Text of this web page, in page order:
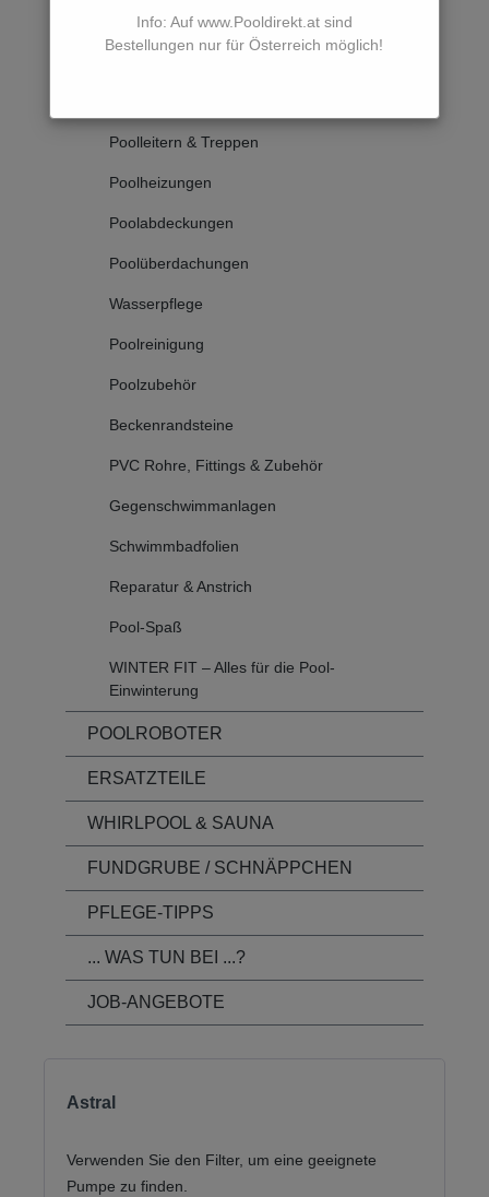
Info: Auf www.Pooldirekt.at sind
Bestellungen nur für Österreich möglich!
Filtermittel
Poolleitern & Treppen
Poolheizungen
Poolabdeckungen
Poolüberdachungen
Wasserpflege
Poolreinigung
Poolzubehör
Beckenrandsteine
PVC Rohre, Fittings & Zubehör
Gegenschwimmanlagen
Schwimmbadfolien
Reparatur & Anstrich
Pool-Spaß
WINTER FIT – Alles für die Pool-
Einwinterung
POOLROBOTER
ERSATZTEILE
WHIRLPOOL & SAUNA
FUNDGRUBE / SCHNÄPPCHEN
PFLEGE-TIPPS
... WAS TUN BEI ...?
JOB-ANGEBOTE
Astral
Verwenden Sie den Filter, um eine geeignete
Pumpe zu finden.